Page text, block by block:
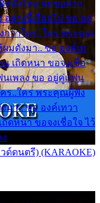
หลั่งไหล ผมขอฝาก
อย่างนี้เรื่อยไป ขอ อยู่
กว่าใคร..ใคร พระคุณ
มดังมา.. ขอ องค์เท
เถิดหนา ขอจงเชื่อ
นเพลง ขอ อยู่คู่แฟน
คร..ใคร พระคุณผู้ฟัง
มา.. ขอ องค์เทวา
ดหนา ขอจงเชื่อใจ ไว้
ด์ดนตรี) (KARAOKE)